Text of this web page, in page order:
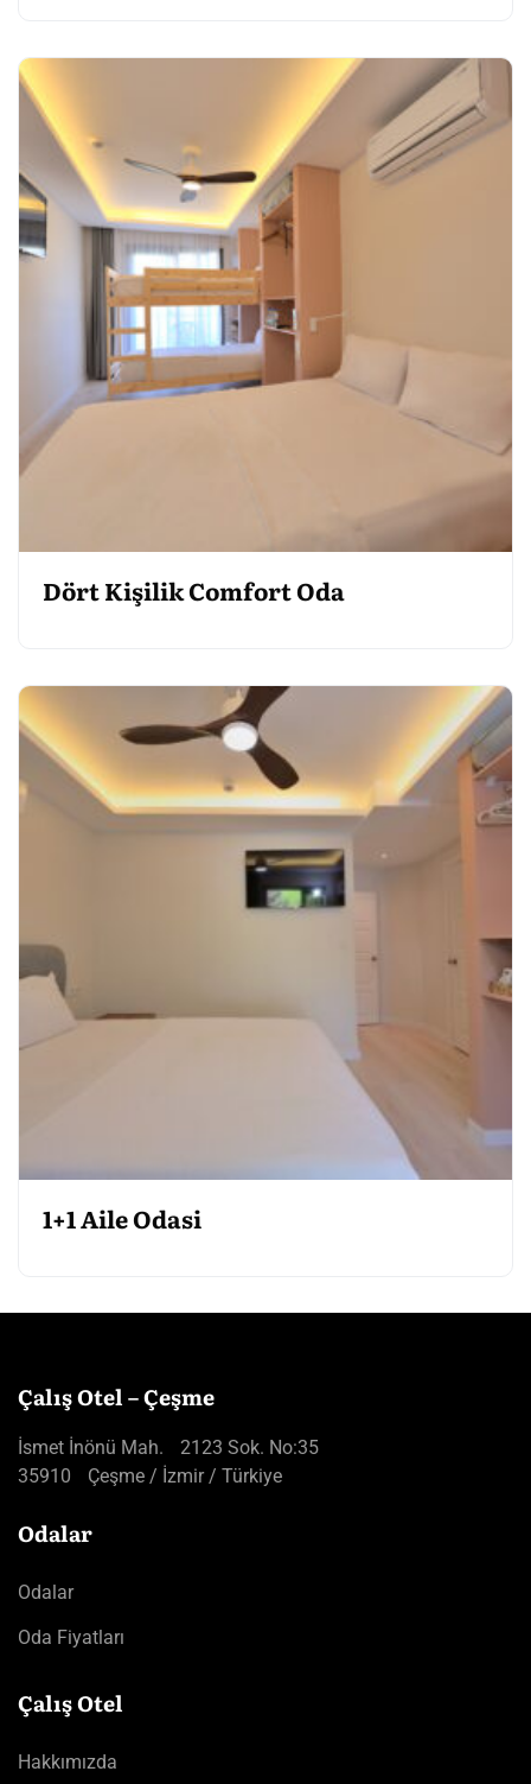
Dört Kişilik Comfort Oda
1+1 Aile Odasi
Çalış Otel – Çeşme
İsmet İnönü Mah. 2123 Sok. No:35
35910 Çeşme / İzmir / Türkiye
Odalar
Odalar
Oda Fiyatları
Çalış Otel
Hakkımızda